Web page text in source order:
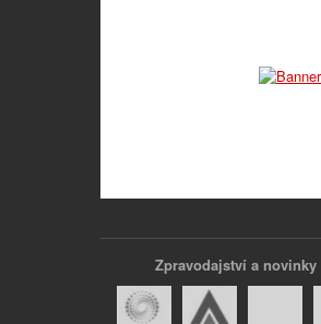
Zpravodajství a novinky